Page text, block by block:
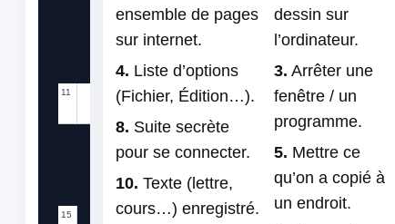
11
13 14
15 16
ensemble de pages
sur internet.
4. Liste d’options
(Fichier, Édition…).
8. Suite secrète
pour se connecter.
10. Texte (lettre,
cours…) enregistré.
dessin sur
l’ordinateur.
3. Arrêter une
fenêtre / un
programme.
5. Mettre ce
qu’on a copié à
un endroit.